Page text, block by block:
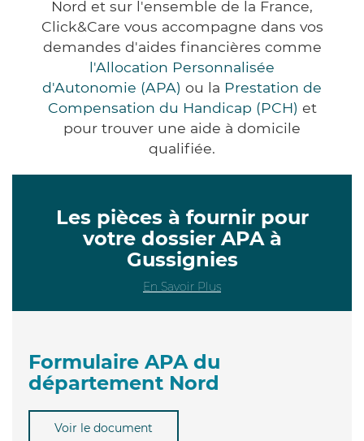
Nord et sur l'ensemble de la France,
Click&Care vous accompagne dans vos
demandes d'aides financières comme
l'Allocation Personnalisée
d'Autonomie (APA) ou la Prestation de
Compensation du Handicap (PCH) et
pour trouver une aide à domicile
qualifiée.
Les pièces à fournir pour
votre dossier APA à
Gussignies
En Savoir Plus
Formulaire APA du
département Nord
Voir le document